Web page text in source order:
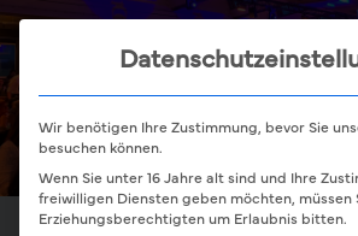
Skip
to
main
contentWir benötigen Ihre Zustimmung, bevor Sie
besuchen können.
Wenn Sie unter 16 Jahre alt sind und Ihre
freiwilligen Diensten geben möchten, müssen
Erziehungsberechtigten um Erlaubnis bitten.